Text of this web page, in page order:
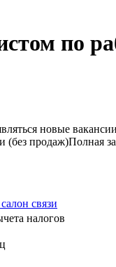
по
новые
(без продаж)Полная
связи
налогов